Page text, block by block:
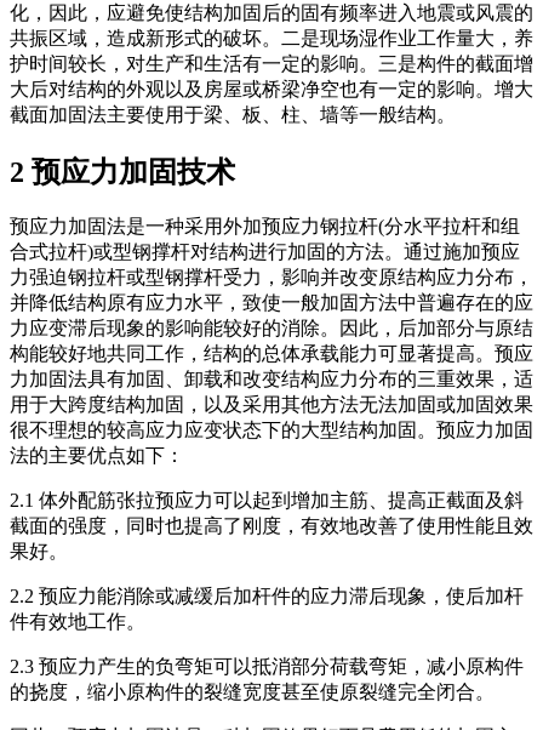
化，因此，应避免使结构加固后的固有频率进入地震或风震的
共振区域，造成新形式的破坏。二是现场湿作业工作量大，养
护时间较长，对生产和生活有一定的影响。三是构件的截面增
大后对结构的外观以及房屋或桥梁净空也有一定的影响。增大
截面加固法主要使用于梁、板、柱、墙等一般结构。
2 预应力加固技术
预应力加固法是一种采用外加预应力钢拉杆(分水平拉杆和组
合式拉杆)或型钢撑杆对结构进行加固的方法。通过施加预应
力强迫钢拉杆或型钢撑杆受力，影响并改变原结构应力分布，
并降低结构原有应力水平，致使一般加固方法中普遍存在的应
力应变滞后现象的影响能较好的消除。因此，后加部分与原结
构能较好地共同工作，结构的总体承载能力可显著提高。预应
力加固法具有加固、卸载和改变结构应力分布的三重效果，适
用于大跨度结构加固，以及采用其他方法无法加固或加固效果
很不理想的较高应力应变状态下的大型结构加固。预应力加固
法的主要优点如下：
2.1 体外配筋张拉预应力可以起到增加主筋、提高正截面及斜
截面的强度，同时也提高了刚度，有效地改善了使用性能且效
果好。
2.2 预应力能消除或减缓后加杆件的应力滞后现象，使后加杆
件有效地工作。
2.3 预应力产生的负弯矩可以抵消部分荷载弯矩，减小原构件
的挠度，缩小原构件的裂缝宽度甚至使原裂缝完全闭合。